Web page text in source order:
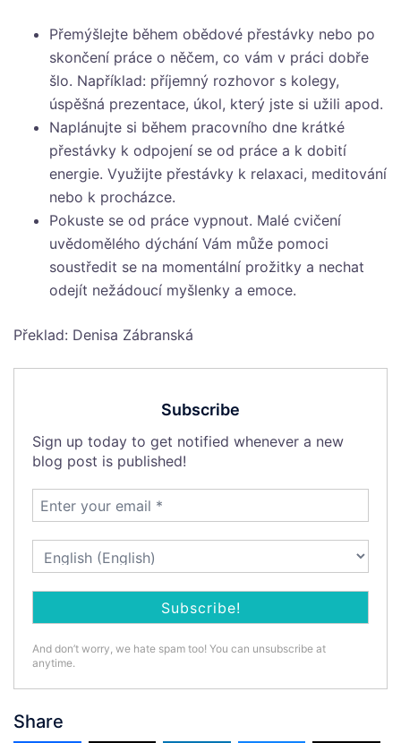
Přemýšlejte během obědové přestávky nebo po
skončení práce o něčem, co vám v práci dobře
šlo. Například: příjemný rozhovor s kolegy,
úspěšná prezentace, úkol, který jste si užili apod.
Naplánujte si během pracovního dne krátké
přestávky k odpojení se od práce a k dobití
energie. Využijte přestávky k relaxaci, meditování
nebo k procházce.
Pokuste se od práce vypnout. Malé cvičení
uvědomělého dýchání Vám může pomoci
soustředit se na momentální prožitky a nechat
odejít nežádoucí myšlenky a emoce.
Překlad: Denisa Zábranská
Subscribe
Sign up today to get notified whenever a new
blog post is published!
And don’t worry, we hate spam too! You can unsubscribe at
anytime.
Share